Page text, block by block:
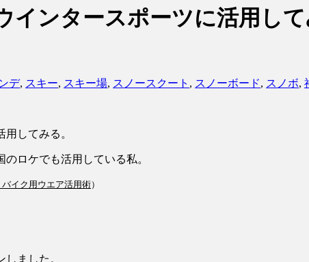
ンタースポーツに活用して
デ, スキー, スキー場, スノースクート , スノーボード, スノボ,
してみる。
ロケでも活用している私。
イク用ウエア活用術）
ました。